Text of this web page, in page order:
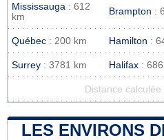
Mississauga : 612
km
Brampton :
Québec : 200 km Hamilton :
Surrey : 3781 km Halifax :
Distance
LES ENVIRONS